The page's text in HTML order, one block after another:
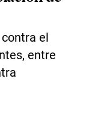
el
entre